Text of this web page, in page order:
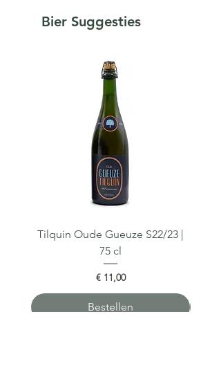
De Struise Brouwers. Een
amber bier van 10% gerijpt
Bier Suggesties
Tilquin Oude Gueuze S22/23 |
75 cl
Prijs
€ 11,00
Bestellen